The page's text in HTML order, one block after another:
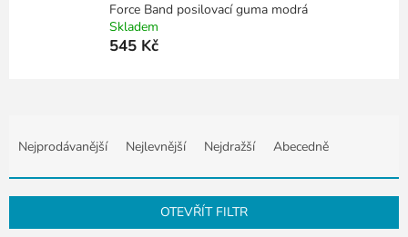
Force Band posilovací guma modrá
Skladem
545 Kč
e
n
í
Nejprodávanější Nejlevnější Nejdražší Abecedně
OTEVŘÍT FILTR